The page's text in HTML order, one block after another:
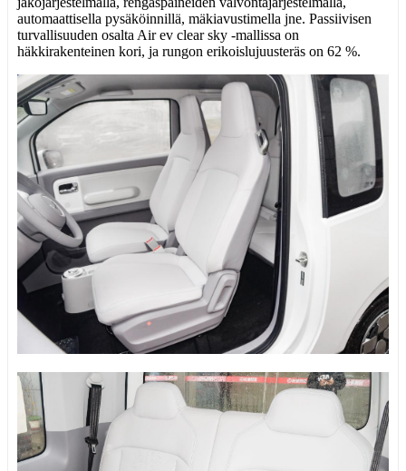
automaattisella pysäköinnillä, mäkiavustimella jne. Passiivisen
turvallisuuden osalta Air ev clear sky -mallissa on
häkkirakenteinen kori, ja rungon erikoislujuusteräs on 62 %.